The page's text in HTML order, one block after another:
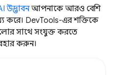
উদ্ভাবনআপনাকে আরও বেশি
DevTools-এর শক্তিকে
সাথে সংযুক্ত করতে
করুন।